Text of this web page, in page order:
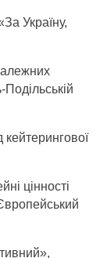
Україну,
цінності